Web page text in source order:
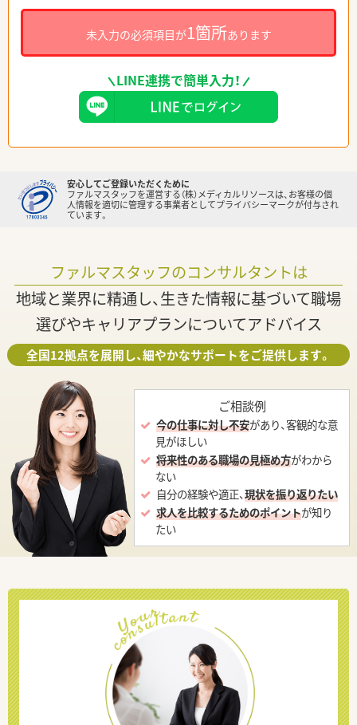
未入力の必須項目が1箇所あります
LINE連携で簡単入力！
安心してご登録いただくために
ファルマスタッフを運営する（株）メディカルリソースは、お客様の個
人情報を適切に管理する事業者としてプライバシーマークが付与され
ています。
ファルマスタッフのコンサルタントは
地域と業界に精通し、生きた情報に基づいて職場
選びやキャリアプランについてアドバイス
全国12拠点を展開し、細やかなサポートをご提供します。
ご相談例
今の仕事に対し不安があり、客観的な意
見がほしい
将来性のある職場の見極め方がわから
ない
自分の経験や適正、現状を振り返りたい
求人を比較するためのポイントが知り
たい